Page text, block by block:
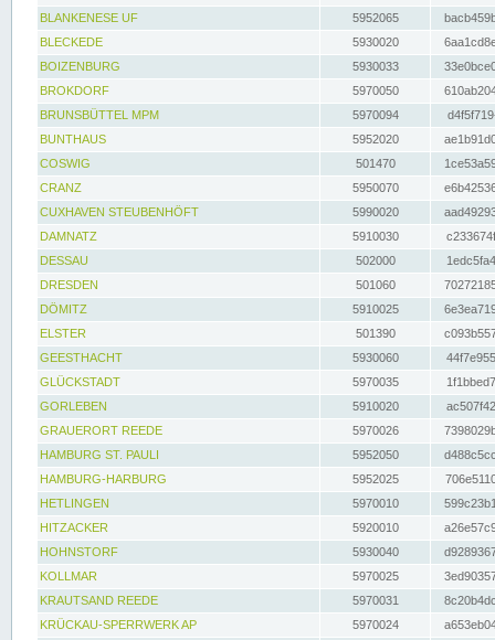
BLANKENESE UF
5952065
BLECKEDE
5930020
BOIZENBURG
5930033
BROKDORF
5970050
BRUNSBÜTTEL MPM
5970094
BUNTHAUS
5952020
COSWIG
501470
CRANZ
5950070
CUXHAVEN STEUBENHÖFT
5990020
DAMNATZ
5910030
DESSAU
502000
DRESDEN
501060
DÖMITZ
5910025
ELSTER
501390
GEESTHACHT
5930060
GLÜCKSTADT
5970035
GORLEBEN
5910020
GRAUERORT REEDE
5970026
HAMBURG ST. PAULI
5952050
HAMBURG-HARBURG
5952025
HETLINGEN
5970010
HITZACKER
5920010
HOHNSTORF
5930040
KOLLMAR
5970025
KRAUTSAND REEDE
5970031
KRÜCKAU-SPERRWERK AP
5970024